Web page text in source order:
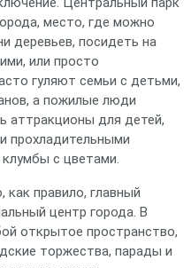
место, где можно
деревьев, посидеть на
или просто
гуляют семьи с детьми,
а пожилые люди
аттракционы для детей,
прохладительными
с цветами.
правило, главный
центр города. В
открытое пространство,
торжества, парады и